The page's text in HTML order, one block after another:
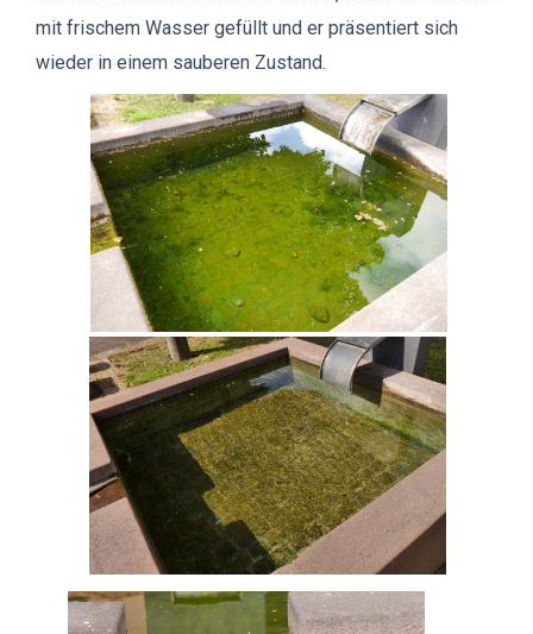
mit frischem Wasser gefüllt und er präsentiert sich
wieder in einem sauberen Zustand.